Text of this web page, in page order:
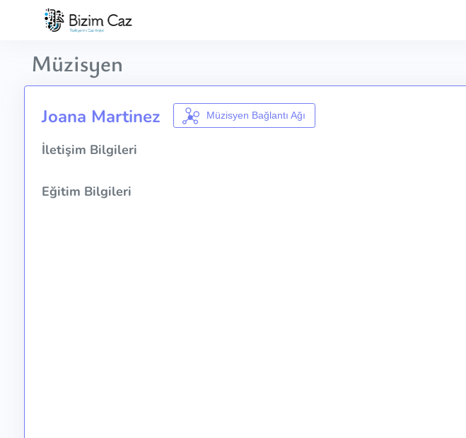
Müzisyen
Joana Martinez Müzisyen Bağlantı Ağı
İletişim Bilgileri
Eğitim Bilgileri